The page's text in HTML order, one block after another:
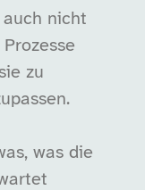
auch nicht
zu
was die